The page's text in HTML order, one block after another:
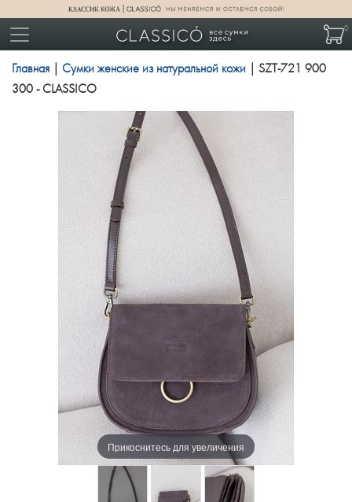
0
Главная Сумки женские из натуральной кожи | SZT-721 900
300 - CLASSICO
Прикоснитесь для увеличения